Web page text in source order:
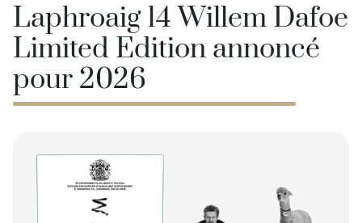
Laphroaig 14 Willem Dafoe
Limited Edition annoncé
pour 2026